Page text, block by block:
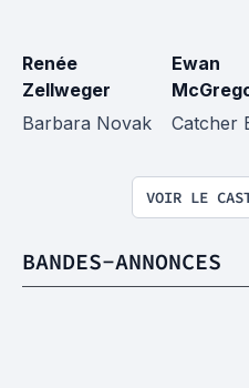
Renée
Zellweger
Barbara Novak
Ewan
Catcher
VOIR LE
BANDES-ANNONCES